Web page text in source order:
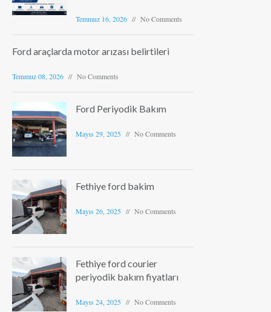
Temmuz 16, 2026 No Comments
Ford araçlarda motor arızası belirtileri
Temmuz 08, 2026 No Comments
Ford Periyodik Bakım
Mayıs 29, 2025 No Comments
Fethiye ford bakim
Mayıs 26, 2025 No Comments
Fethiye ford courier
periyodik bakım fiyatları
Mayıs 24, 2025 No Comments